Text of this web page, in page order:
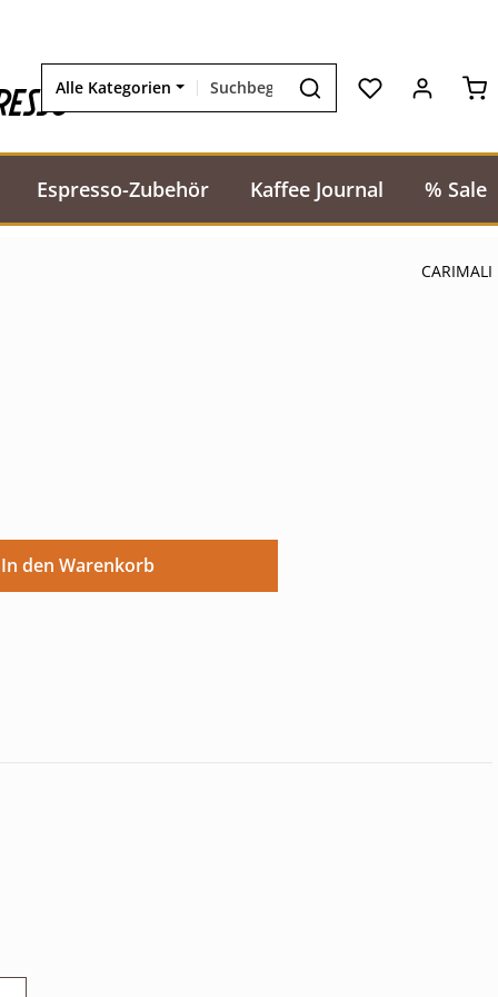
Alle Kategorien
Espresso-Zubehör Kaffee Journal % Sale
CARIMALI
Wert ein oder benutze die
In den Warenkorb